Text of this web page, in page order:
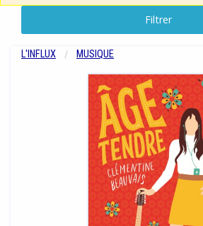
Filtrer
L'INFLUX MUSIQUE